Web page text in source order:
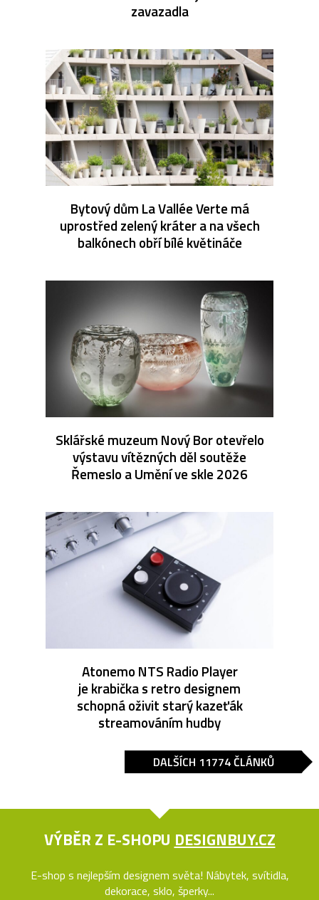
zavazadla
Bytový dům La Vallée Verte má
uprostřed zelený kráter a na všech
balkónech obří bílé květináče
Sklářské muzeum Nový Bor otevřelo
výstavu vítězných děl soutěže
Řemeslo a Umění ve skle 2026
Atonemo NTS Radio Player
je krabička s retro designem
schopná oživit starý kazeťák
streamováním hudby
DALŠÍCH 11774 ČLÁNKŮ
VÝBĚR Z E-SHOPU DESIGNBUY.CZ
E-shop s nejlepším designem světa! Nábytek, svítidla,
dekorace, sklo, šperky...